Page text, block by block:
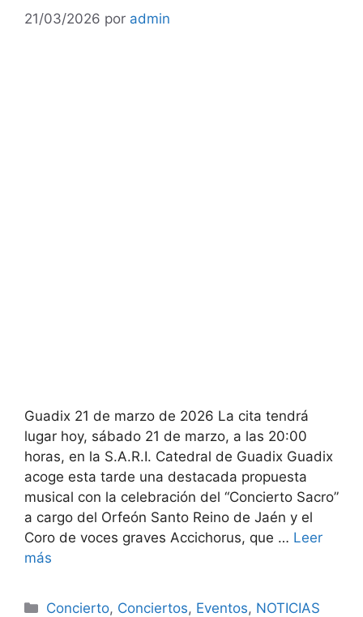
21/03/2026 por admin
Guadix 21 de marzo de 2026 La cita tendrá
lugar hoy, sábado 21 de marzo, a las 20:00
horas, en la S.A.R.I. Catedral de Guadix Guadix
acoge esta tarde una destacada propuesta
musical con la celebración del “Concierto Sacro”
a cargo del Orfeón Santo Reino de Jaén y el
Coro de voces graves Accichorus, que … Leer
más
Categorías
Concierto, Conciertos, Eventos, NOTICIAS